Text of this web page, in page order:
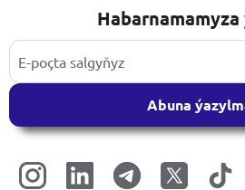
Abuna